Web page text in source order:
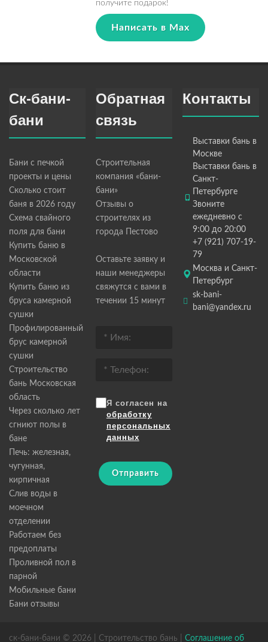
получите подарок!
Написать в Max
Ск-бани-
бани
Бани с печкой
проекты и цены
Сколько стоит
баня в 2026 году
Схема свайного
поля для бани
Купить баню в
Московской
области
Купить баню из
бруса камерной
сушки
Профилированный
брус камерной
сушки
Строительство
бань Московская
область
Через сколько лет
сгниют полы в
бане
Печь: железная,
чугунная,
кирпичная
Слив воды в
моечном
отделении
Работаем без
предоплаты
Проливной пол в
парной
Мобильные бани
Бани отзывы
Обратная
связь
Строительная
компания «бани-
бани»
Отзывы о
строителях из
города Пестово
Оставьте заявку и
наши менеджеры
свяжутся с вами в
течении 15 минут
Я согласен на
обработку
персональных
данных
Отправить
Контакты
Выставки бань в
Москве
Выставки бань в
Санкт-
Петербурге
Звоните
ежедневно с
9:00 до 20:00
+7 (921) 707-19-
79
Москва и Санкт-
Петербург
sk-bani-
bani@yandex.ru
ск-бани-бани © 2026 | Строительство бань | Соглашение об